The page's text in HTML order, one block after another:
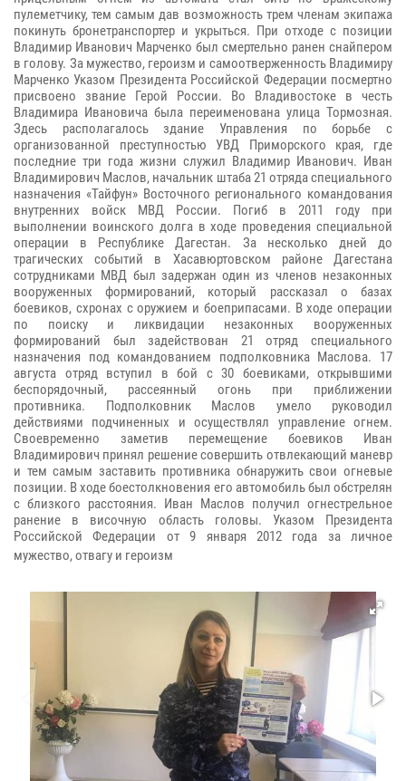
пулеметчику, тем самым дав возможность трем членам экипажа
покинуть бронетранспортер и укрыться. При отходе с позиции
Владимир Иванович Марченко был смертельно ранен снайпером
в голову. За мужество, героизм и самоотверженность Владимиру
Марченко Указом Президента Российской Федерации посмертно
присвоено звание Герой России. Во Владивостоке в честь
Владимира Ивановича была переименована улица Тормозная.
Здесь располагалось здание Управления по борьбе с
организованной преступностью УВД Приморского края, где
последние три года жизни служил Владимир Иванович. Иван
Владимирович Маслов, начальник штаба 21 отряда специального
назначения «Тайфун» Восточного регионального командования
внутренних войск МВД России. Погиб в 2011 году при
выполнении воинского долга в ходе проведения специальной
операции в Республике Дагестан. За несколько дней до
трагических событий в Хасавюртовском районе Дагестана
сотрудниками МВД был задержан один из членов незаконных
вооруженных формирований, который рассказал о базах
боевиков, схронах с оружием и боеприпасами. В ходе операции
по поиску и ликвидации незаконных вооруженных
формирований был задействован 21 отряд специального
назначения под командованием подполковника Маслова. 17
августа отряд вступил в бой с 30 боевиками, открывшими
беспорядочный, рассеянный огонь при приближении
противника. Подполковник Маслов умело руководил
действиями подчиненных и осуществлял управление огнем.
Своевременно заметив перемещение боевиков Иван
Владимирович принял решение совершить отвлекающий маневр
и тем самым заставить противника обнаружить свои огневые
позиции. В ходе боестолкновения его автомобиль был обстрелян
с близкого расстояния. Иван Маслов получил огнестрельное
ранение в височную область головы. Указом Президента
Российской Федерации от 9 января 2012 года за личное
мужество, отвагу и героизм